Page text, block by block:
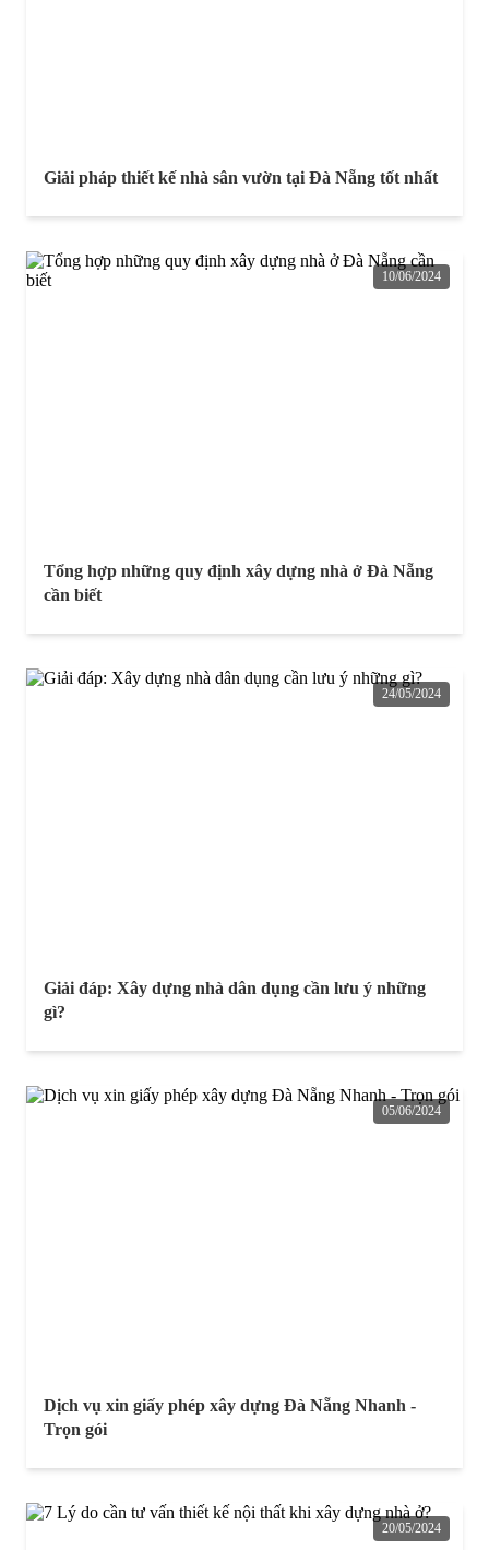
Giải pháp thiết kế nhà sân vườn tại Đà Nẵng tốt nhất
10/06/2024
Tổng hợp những quy định xây dựng nhà ở Đà Nẵng
cần biết
24/05/2024
Giải đáp: Xây dựng nhà dân dụng cần lưu ý những
gì?
05/06/2024
Dịch vụ xin giấy phép xây dựng Đà Nẵng Nhanh -
Trọn gói
20/05/2024